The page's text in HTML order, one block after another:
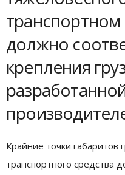
транспортном
должно
крепления
Крайние точки габаритов
транспортного средства